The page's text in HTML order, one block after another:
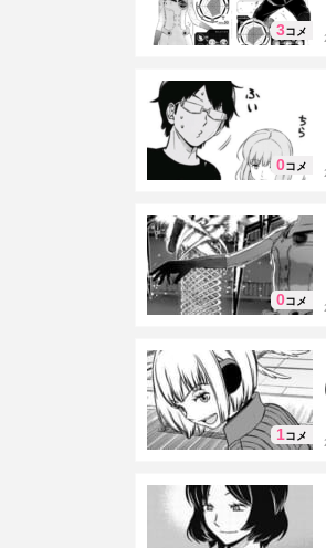
3コメ
0コメ
0コメ
1コメ